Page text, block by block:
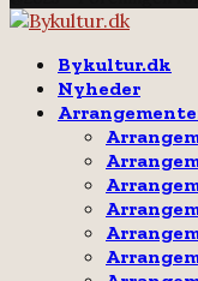
Bykultur.dk
Nyheder